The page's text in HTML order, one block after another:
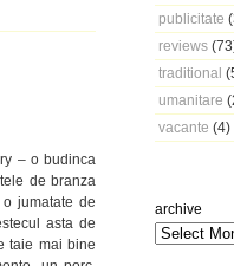
publicitate
reviews
traditional
umanitare
vacante (4)
archive
– o budinca
de branza
jumatate de
asta de
taie mai bine